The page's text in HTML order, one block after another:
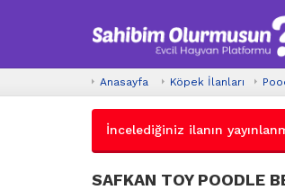
Anasayfa Köpek İlanları
İncelediğiniz ilanın
SAFKAN TOY POODLE